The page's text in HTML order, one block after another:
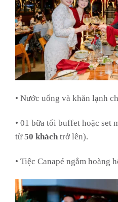
• Nước uống và khăn lạnh
• 01 bữa tối buffet hoặc set
từ50 khách trở lên).
• Tiệc Canapé ngắm hoàng